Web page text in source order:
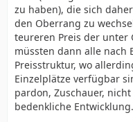
zu haben), die sich
den Oberrang zu
teureren Preis der unter
müssten dann alle nach
Preisstruktur, wo
Einzelplätze verfügbar
pardon, Zuschauer,
bedenkliche Entwicklung.